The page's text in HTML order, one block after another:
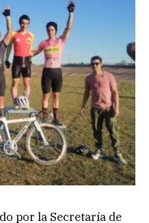
por la Secretaría de